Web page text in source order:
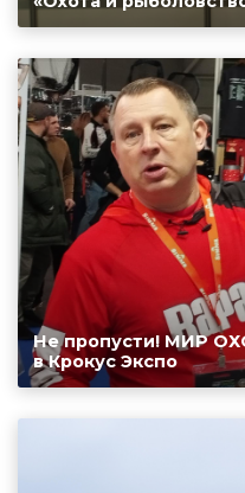
Не пропусти! МИР
в Крокус Экспо